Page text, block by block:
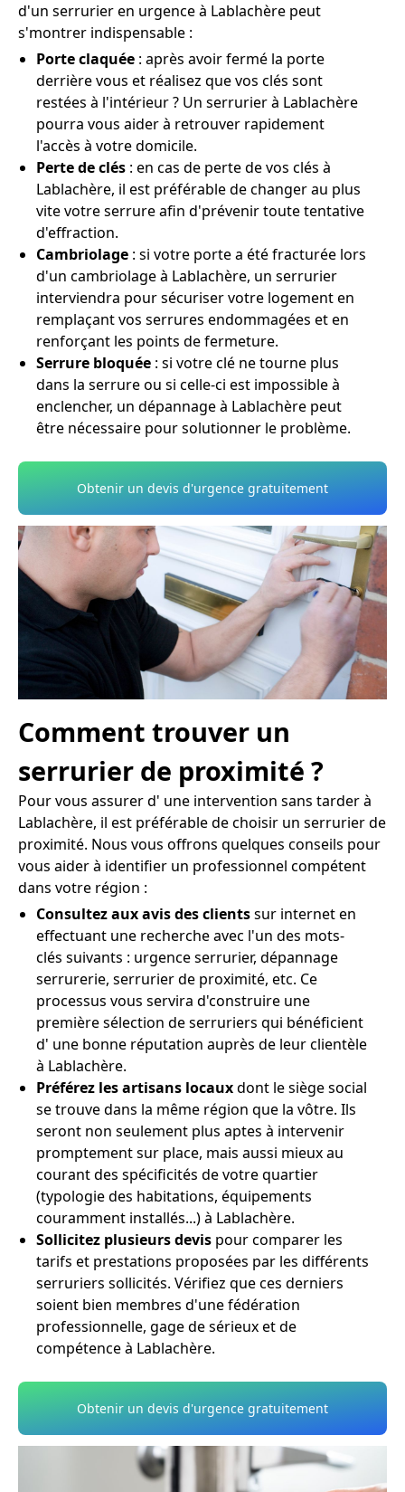
d'un serrurier en urgence à Lablachère peut
s'montrer indispensable :
Porte claquée : après avoir fermé la porte
derrière vous et réalisez que vos clés sont
restées à l'intérieur ? Un serrurier à Lablachère
pourra vous aider à retrouver rapidement
l'accès à votre domicile.
Perte de clés : en cas de perte de vos clés à
Lablachère, il est préférable de changer au plus
vite votre serrure afin d'prévenir toute tentative
d'effraction.
Cambriolage : si votre porte a été fracturée lors
d'un cambriolage à Lablachère, un serrurier
interviendra pour sécuriser votre logement en
remplaçant vos serrures endommagées et en
renforçant les points de fermeture.
Serrure bloquée : si votre clé ne tourne plus
dans la serrure ou si celle-ci est impossible à
enclencher, un dépannage à Lablachère peut
être nécessaire pour solutionner le problème.
Obtenir un devis d'urgence gratuitement
Comment trouver un
serrurier de proximité ?
Pour vous assurer d' une intervention sans tarder à
Lablachère, il est préférable de choisir un serrurier de
proximité. Nous vous offrons quelques conseils pour
vous aider à identifier un professionnel compétent
dans votre région :
Consultez aux avis des clientssur internet en
effectuant une recherche avec l'un des mots-
clés suivants : urgence serrurier, dépannage
serrurerie, serrurier de proximité, etc. Ce
processus vous servira d'construire une
première sélection de serruriers qui bénéficient
d' une bonne réputation auprès de leur clientèle
à Lablachère.
Préférez les artisans locauxdont le siège social
se trouve dans la même région que la vôtre. Ils
seront non seulement plus aptes à intervenir
promptement sur place, mais aussi mieux au
courant des spécificités de votre quartier
(typologie des habitations, équipements
couramment installés...) à Lablachère.
Sollicitez plusieurs devis pour comparer les
tarifs et prestations proposées par les différents
serruriers sollicités. Vérifiez que ces derniers
soient bien membres d'une fédération
professionnelle, gage de sérieux et de
compétence à Lablachère.
Obtenir un devis d'urgence gratuitement